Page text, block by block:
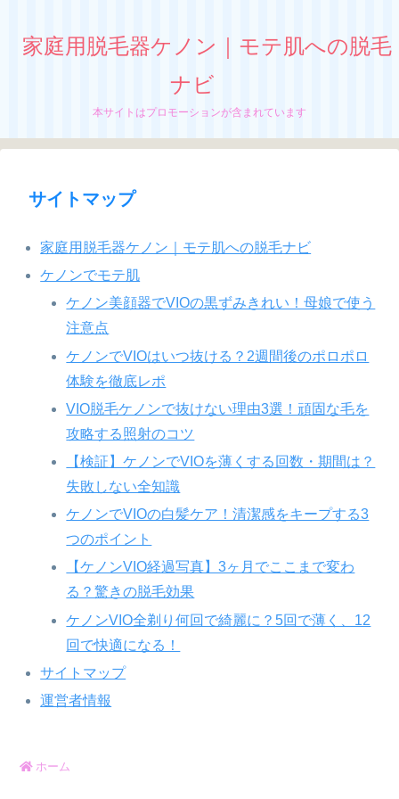
家庭用脱毛器ケノン｜モテ肌への脱毛
ナビ
本サイトはプロモーションが含まれています
サイトマップ
家庭用脱毛器ケノン｜モテ肌への脱毛ナビ
ケノンでモテ肌
ケノン美顔器でVIOの黒ずみきれい！母娘で使う
注意点
ケノンでVIOはいつ抜ける？2週間後のポロポロ
体験を徹底レポ
VIO脱毛ケノンで抜けない理由3選！頑固な毛を
攻略する照射のコツ
【検証】ケノンでVIOを薄くする回数・期間は？
失敗しない全知識
ケノンでVIOの白髪ケア！清潔感をキープする3
つのポイント
【ケノンVIO経過写真】3ヶ月でここまで変わ
る？驚きの脱毛効果
ケノンVIO全剃り何回で綺麗に？5回で薄く、12
回で快適になる！
サイトマップ
運営者情報
ホーム